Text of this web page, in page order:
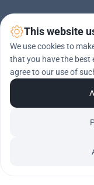
This website
We use cookies to
that you have the best
agree to our use of